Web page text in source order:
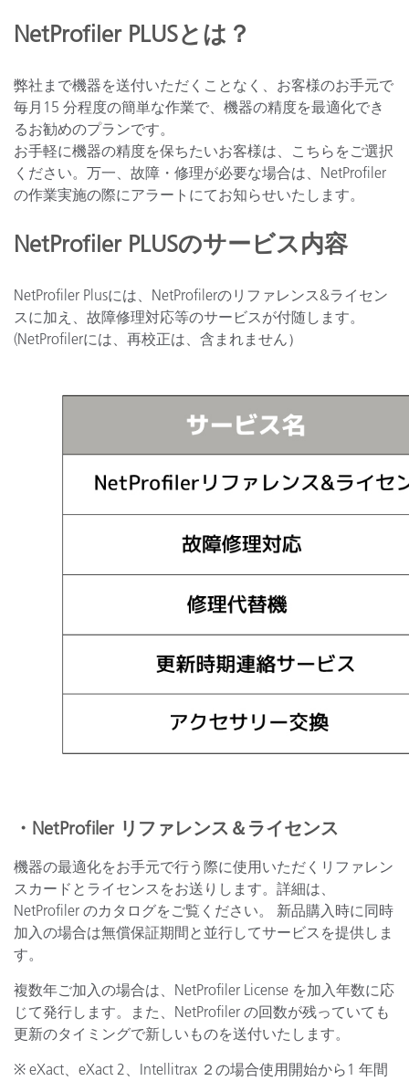
NetProfiler PLUSとは？
弊社まで機器を送付いただくことなく、お客様のお手元で
毎月15 分程度の簡単な作業で、機器の精度を最適化でき
るお勧めのプランです。
お手軽に機器の精度を保ちたいお客様は、こちらをご選択
ください。万一、故障・修理が必要な場合は、NetProfiler
の作業実施の際にアラートにてお知らせいたします。
NetProfiler PLUSのサービス内容
NetProfiler Plusには、NetProfilerのリファレンス&ライセン
スに加え、故障修理対応等のサービスが付随します。
(NetProfilerには、再校正は、含まれません）
・NetProfiler リファレンス＆ライセンス
機器の最適化をお手元で行う際に使用いただくリファレン
スカードとライセンスをお送りします。詳細は、
NetProfiler のカタログをご覧ください。 新品購入時に同時
加入の場合は無償保証期間と並行してサービスを提供しま
す。
複数年ご加入の場合は、NetProfiler License を加入年数に応
じて発行します。また、NetProfiler の回数が残っていても
更新のタイミングで新しいものを送付いたします。
※ eXact、eXact 2、Intellitrax ２の場合使用開始から1 年間